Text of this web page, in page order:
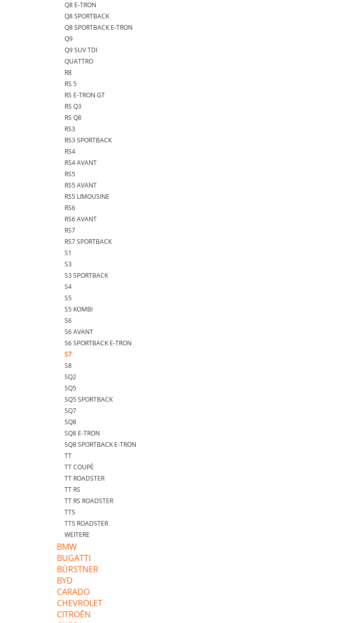
Q8 E-TRON
Q8 SPORTBACK
Q8 SPORTBACK E-TRON
Q9
Q9 SUV TDI
QUATTRO
R8
RS 5
RS E-TRON GT
RS Q3
RS Q8
RS3
RS3 SPORTBACK
RS4
RS4 AVANT
RS5
RS5 AVANT
RS5 LIMOUSINE
RS6
RS6 AVANT
RS7
RS7 SPORTBACK
S1
S3
S3 SPORTBACK
S4
S5
S5 KOMBI
S6
S6 AVANT
S6 SPORTBACK E-TRON
S7
S8
SQ2
SQ5
SQ5 SPORTBACK
SQ7
SQ8
SQ8 E-TRON
SQ8 SPORTBACK E-TRON
TT
TT COUPÉ
TT ROADSTER
TT RS
TT RS ROADSTER
TTS
TTS ROADSTER
WEITERE
BMW
BUGATTI
BÜRSTNER
BYD
CARADO
CHEVROLET
CITROËN